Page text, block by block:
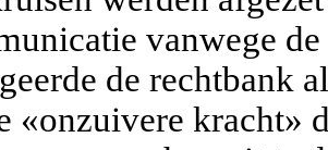
vanwege
de rechtbank
«onzuivere kracht»